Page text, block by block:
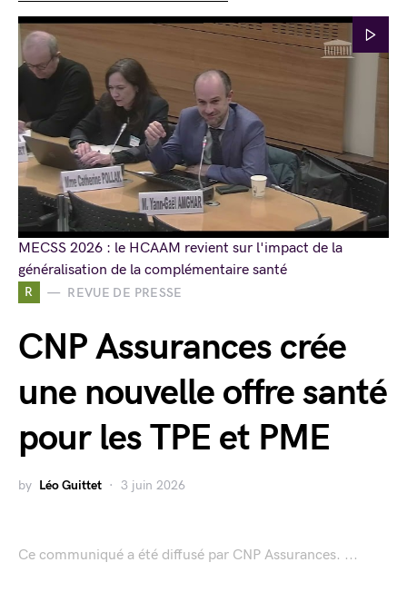
R REVUE DE PRESSE
CNP Assurances crée
une nouvelle offre santé
pour les TPE et PME
by Léo Guittet 3 juin 2026
Ce communiqué a été diffusé par CNP Assurances. ...
MECSS 2026 : le HCAAM revient sur l'impact de la
généralisation de la complémentaire santé